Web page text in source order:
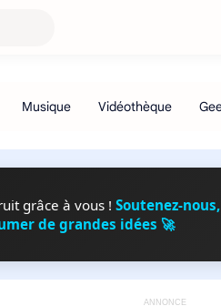
grâce à vous ! Soutenez-nous,
de grandes idées 🚀
ANNONCE